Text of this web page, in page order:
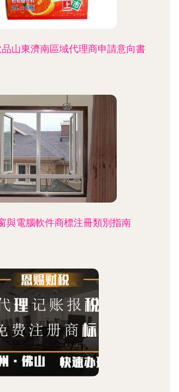
山東濟南區域代理商申請意向書
與電腦軟件商標注冊類別指南